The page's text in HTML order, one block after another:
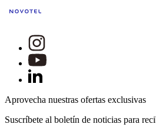
Aprovecha nuestras ofertas exclusivas
Suscríbete al boletín de noticias para